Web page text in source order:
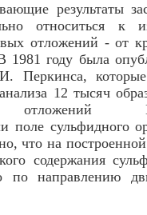
результаты
относиться к
отложений - от
году была
Перкинса,
12 тысяч
отложений
поле сульфидного
что на
содержания
по направлению